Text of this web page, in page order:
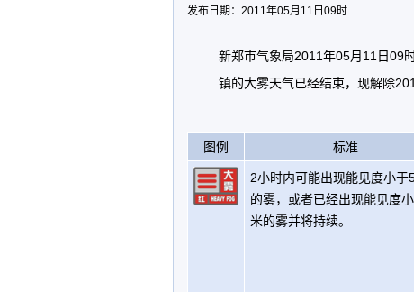
发布日期：2011年05月11日09时
新郑市气象局2011年05月11日09
镇的大雾天气已经结束，现解除
图例 标准
2小时内可能出现能见度小于
的雾，或者已经出现能见度
米的雾并将持续。